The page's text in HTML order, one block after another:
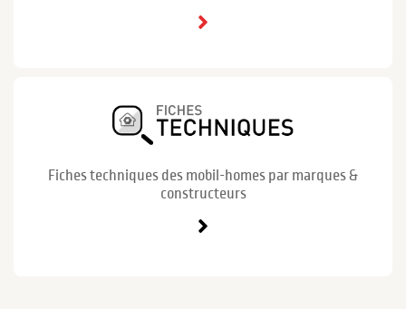
Fiches techniques des mobil-homes par marques &
constructeurs